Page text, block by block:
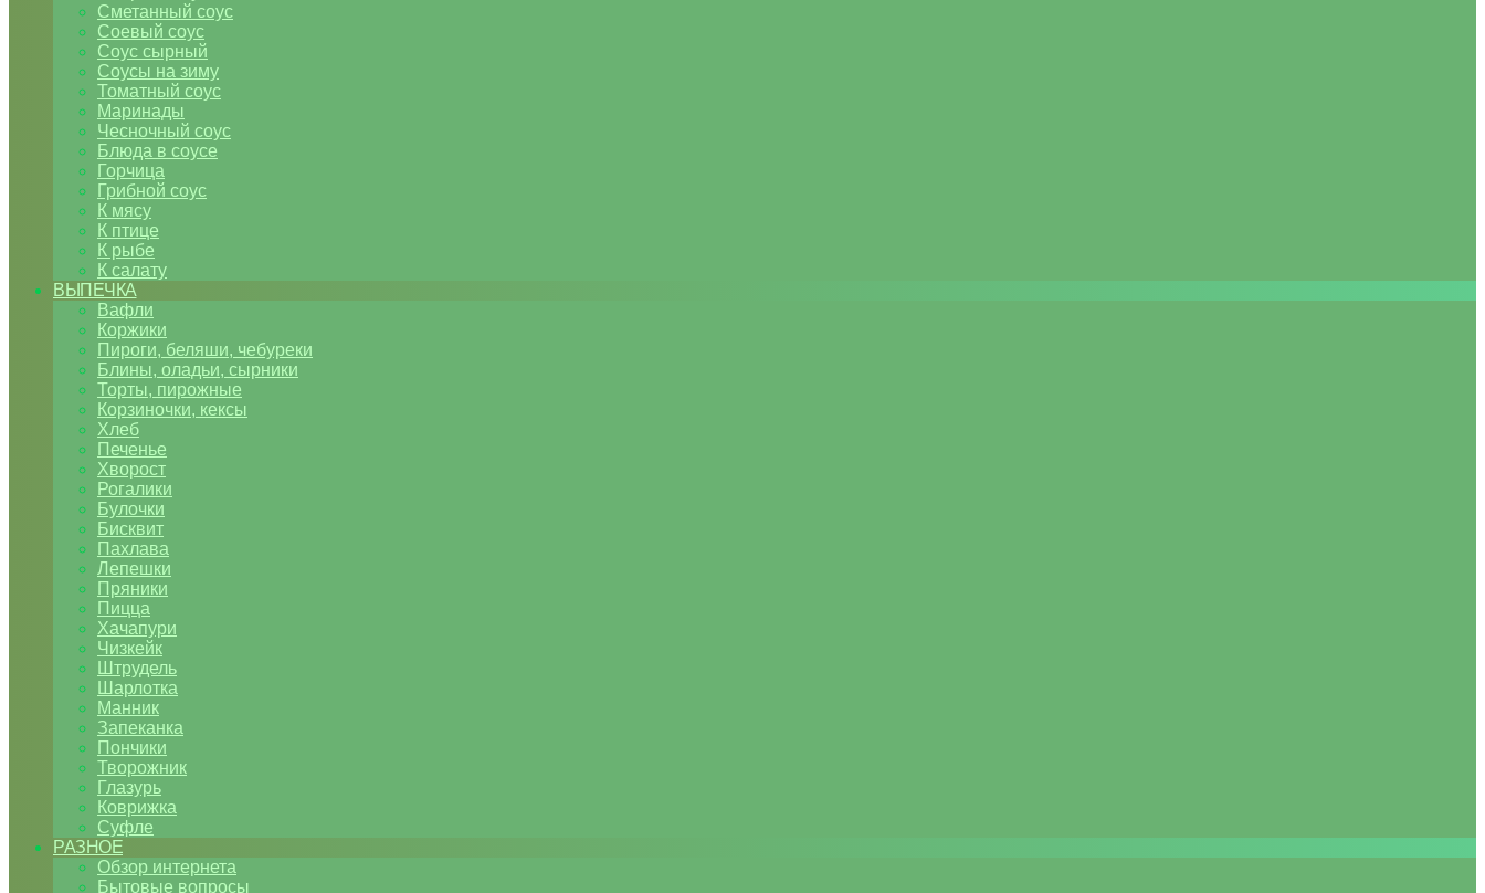
Сметанный соус
Соевый соус
Соус сырный
Соусы на зиму
Томатный соус
Маринады
Чесночный соус
Блюда в соусе
Горчица
Грибной соус
К мясу
К птице
К рыбе
К салату
ВЫПЕЧКА
Вафли
Коржики
Пироги, беляши, чебуреки
Блины, оладьи, сырники
Торты, пирожные
Корзиночки, кексы
Хлеб
Печенье
Хворост
Рогалики
Булочки
Бисквит
Пахлава
Лепешки
Пряники
Пицца
Хачапури
Чизкейк
Штрудель
Шарлотка
Манник
Запеканка
Пончики
Творожник
Глазурь
Коврижка
Суфле
РАЗНОЕ
Обзор интернета
Бытовые вопросы